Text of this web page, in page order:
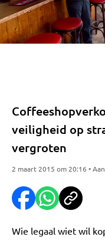
veiligheid op
vergroten
2 maart 2015 om 20:16 •
Wie legaal wiet wil